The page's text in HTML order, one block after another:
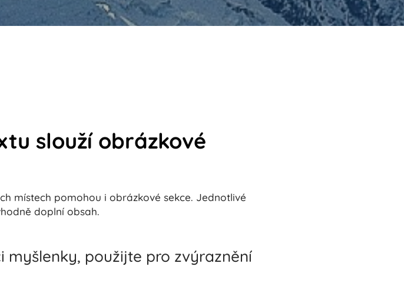
slouží obrázkové
místech pomohou i obrázkové sekce. Jednotlivé
doplní obsah.
myšlenky, použijte pro zvýraznění